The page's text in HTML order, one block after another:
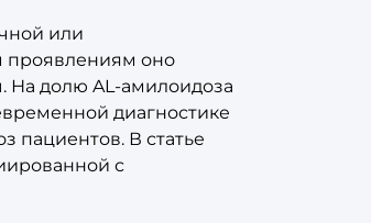
или
проявлениям оно
На долю AL-амилоидоза
диагностике
пациентов. В статье
с